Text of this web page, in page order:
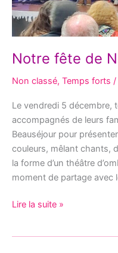
Notre fête de
Non classé, Temps forts /
Le vendredi 5 décembre,
accompagnés de leurs
Beauséjour pour
couleurs, mêlant chants,
la forme d’un théâtre
moment de partage
Lire la suite »